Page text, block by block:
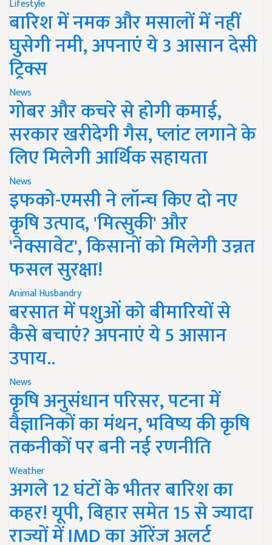
Lifestyle
बारिश में नमक और मसालों में नहीं
घुसेगी नमी, अपनाएं ये 3 आसान देसी
ट्रिक्स
News
गोबर और कचरे से होगी कमाई,
सरकार खरीदेगी गैस, प्लांट लगाने के
लिए मिलेगी आर्थिक सहायता
News
इफको-एमसी ने लॉन्च किए दो नए
कृषि उत्पाद, 'मित्सुकी' और
'नेक्सावेट', किसानों को मिलेगी उन्नत
फसल सुरक्षा!
Animal Husbandry
बरसात में पशुओं को बीमारियों से
कैसे बचाएं? अपनाएं ये 5 आसान
उपाय..
News
कृषि अनुसंधान परिसर, पटना में
वैज्ञानिकों का मंथन, भविष्य की कृषि
तकनीकों पर बनी नई रणनीति
Weather
अगले 12 घंटों के भीतर बारिश का
कहर! यूपी, बिहार समेत 15 से ज्यादा
राज्यों में IMD का ऑरेंज अलर्ट